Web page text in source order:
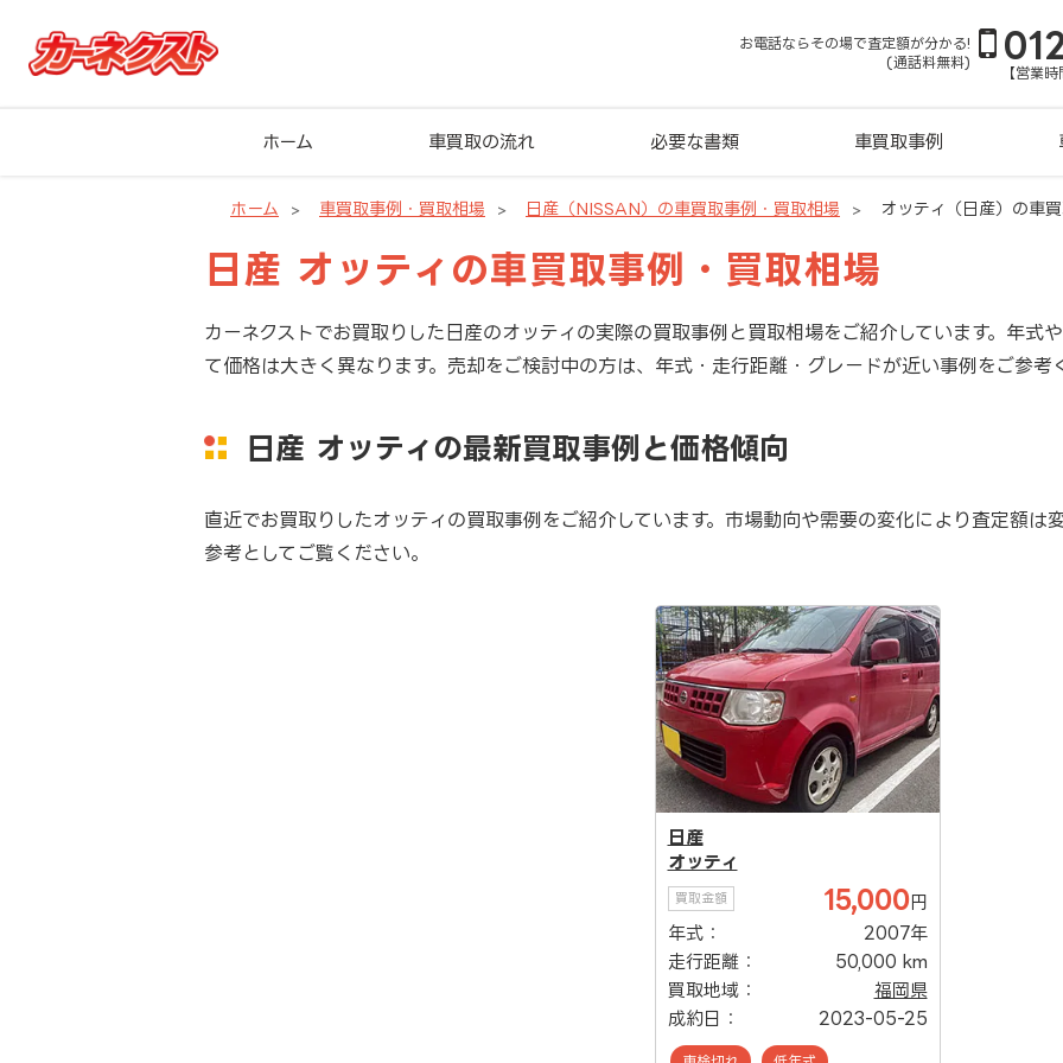
お電話ならその場で査定額が分かる!
(通話料無料)
【営業
ホーム 車買取の流れ 必要な書類 車買取事例
ホーム 車買取事例・買取相場 日産（NISSAN）の車買取事例・買取相場 オッティ（日産）の車
日産 オッティの車買取事例・買取相場
カーネクストでお買取りした日産のオッティの実際の買取事例と買取相場をご紹介しています。年式
て価格は大きく異なります。売却をご検討中の方は、年式・走行距離・グレードが近い事例をご参考
日産 オッティの最新買取事例と価格傾向
直近でお買取りしたオッティの買取事例をご紹介しています。市場動向や需要の変化により査定額は
参考としてご覧ください。
日産
オッティ
買取金額 15,000円
年式：
2007年
走行距離：
50,000 km
買取地域：
福岡県
成約日：
2023-05-25